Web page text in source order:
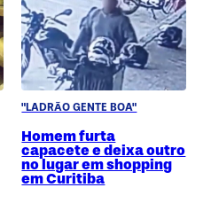
"LADRÃO GENTE BOA"
Homem furta
capacete e deixa outro
no lugar em shopping
em Curitiba